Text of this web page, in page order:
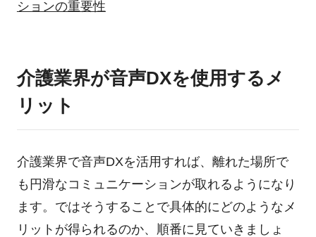
ションの重要性
介護業界が音声DXを使用するメ
リット
介護業界で音声DXを活用すれば、離れた場所で
も円滑なコミュニケーションが取れるようになり
ます。ではそうすることで具体的にどのようなメ
リットが得られるのか、順番に見ていきましょ